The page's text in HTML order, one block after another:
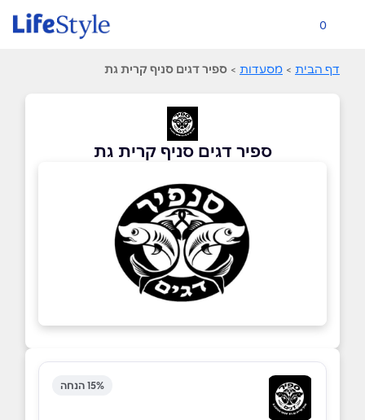
0
דף הבית > מסעדות > ספיר דגים סניף קרית גת
ספיר דגים סניף קרית גת
15% הנחה